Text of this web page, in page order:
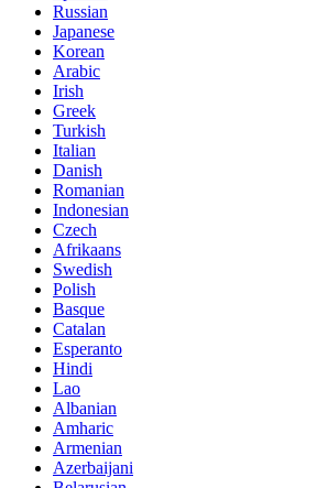
Russian
Japanese
Korean
Arabic
Irish
Greek
Turkish
Italian
Danish
Romanian
Indonesian
Czech
Afrikaans
Swedish
Polish
Basque
Catalan
Esperanto
Hindi
Lao
Albanian
Amharic
Armenian
Azerbaijani